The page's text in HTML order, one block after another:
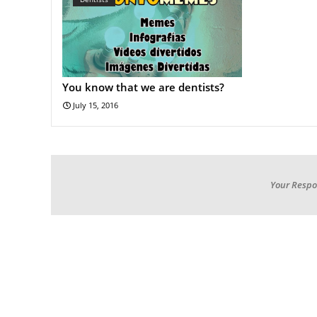
You know that we are dentists?
July 15, 2016
Your